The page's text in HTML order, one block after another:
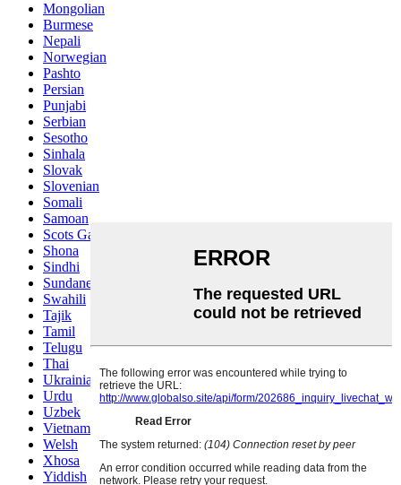
Mongolian
Burmese
Nepali
Norwegian
Pashto
Persian
Punjabi
Serbian
Sesotho
Sinhala
Slovak
Slovenian
Somali
Samoan
Scots Gaelic
Shona
Sindhi
Sundanese
Swahili
Tajik
Tamil
Telugu
Thai
Ukrainian
Urdu
Uzbek
Vietnamese
Welsh
Xhosa
Yiddish